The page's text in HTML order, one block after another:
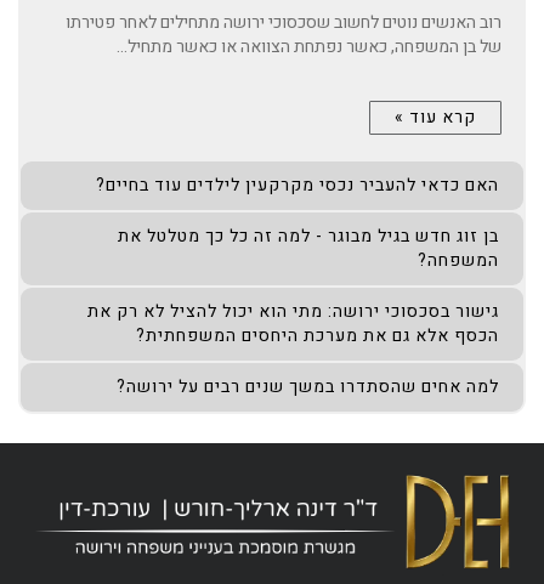
רוב האנשים נוטים לחשוב שסכסוכי ירושה מתחילים לאחר פטירתו
של בן המשפחה, כאשר נפתחת הצוואה או כאשר מתחיל...
קרא עוד »
האם כדאי להעביר נכסי מקרקעין לילדים עוד בחיים?
בן זוג חדש בגיל מבוגר - למה זה כל כך מטלטל את
המשפחה?
גישור בסכסוכי ירושה: מתי הוא יכול להציל לא רק את
הכסף אלא גם את מערכת היחסים המשפחתית?
למה אחים שהסתדרו במשך שנים רבים על ירושה?